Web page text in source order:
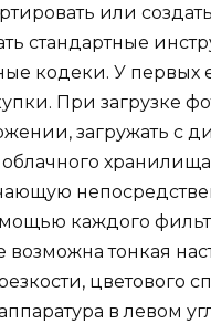
или
стандартные
кодеки. У первых
При загрузке
загружать с
каждого
возможна тонкая
цветового
в левом